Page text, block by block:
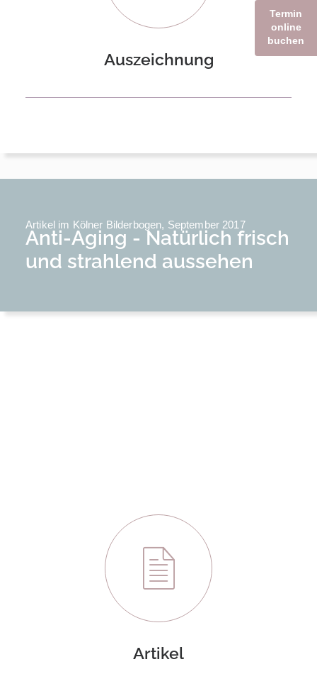
Auszeichnung
Artikel
Artikel im Kölner Bilderbogen, September 2017
Anti-Aging - Natürlich frisch
und strahlend aussehen
Termin
online
buchen